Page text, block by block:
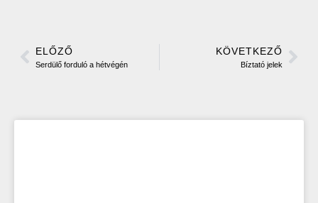
ELŐZŐ
Serdülő forduló a hétvégén
KÖVETKEZŐ
Bíztató jelek